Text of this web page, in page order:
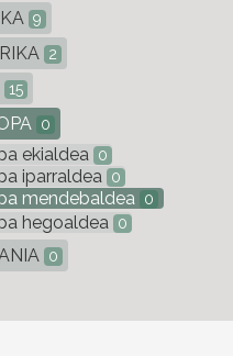
9
2
15
0
ekialdea 0
iparraldea 0
mendebaldea 0
hegoaldea 0
0